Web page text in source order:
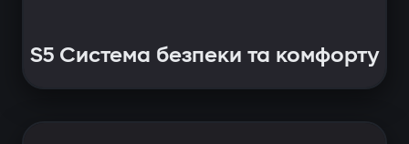
S5 Система безпеки та комфорту